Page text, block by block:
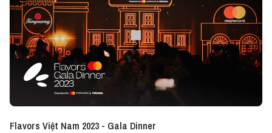
Music Festival, Luxury Countdown Party, Elle Fashion
Show and other lifestyle, sports, and F&B events to
attract domestic and foreign tourists.
Flavors Việt Nam 2023 - Gala Dinner